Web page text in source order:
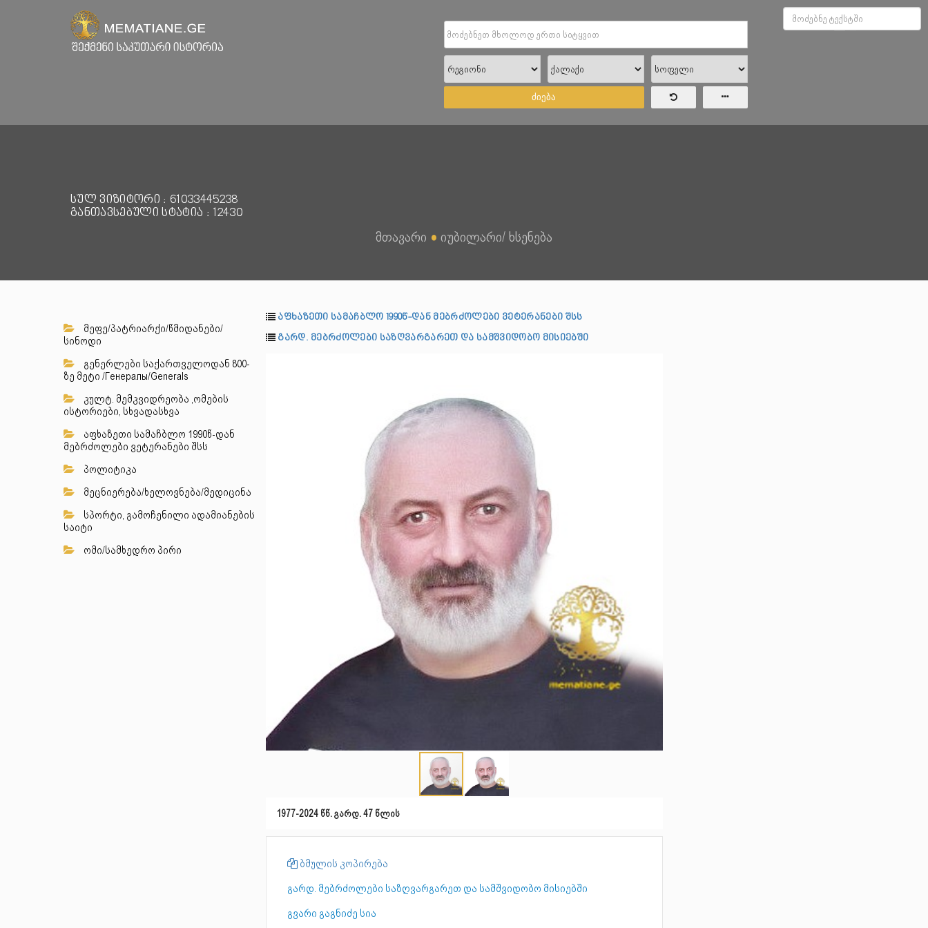
ძიება
სულ ვიზიტორი : 61033445238
განთავსებული სტატია : 12430
მთავარი ● იუბილარი/ ხსენება
მეფე/პატრიარქი/წმიდანები/
სინოდი
გენერლები საქართველოდან 800-
ზე მეტი /Генералы/Generals
კულტ. მემკვიდრეობა ,ომების
ისტორიები, სხვადასხვა
აფხაზეთი სამაჩბლო 1990წ-დან
მებრძოლები ვეტერანები შსს
პოლიტიკა
მეცნიერება/ხელოვნება/მედიცინა
სპორტი, გამოჩენილი ადამიანების
საიტი
ომი/სამხედრო პირი
აფხაზეთი სამაჩბლო 1990წ-დან მებრძოლები ვეტერანები შსს
გარდ. მებრძოლები საზღვარგარეთ და სამშვიდობო მისიებში
1977-2024 წწ. გარდ. 47 წლის
ბმულის კოპირება
გარდ. მებრძოლები საზღვარგარეთ და სამშვიდობო მისიებში
გვარი გაგნიძე სია